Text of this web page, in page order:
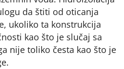
da štiti od oticanja
ukoliko ta konstrukcija
kao što je slučaj sa
nije toliko česta kao što je